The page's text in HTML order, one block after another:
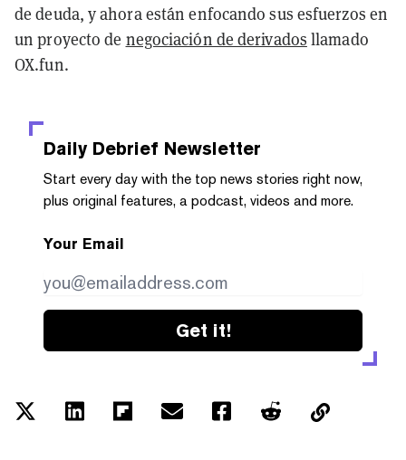
de deuda, y ahora están enfocando sus esfuerzos en
un proyecto de negociación de derivados llamado
OX.fun.
Daily Debrief Newsletter
Start every day with the top news stories right now,
plus original features, a podcast, videos and more.
Your Email
Get it!